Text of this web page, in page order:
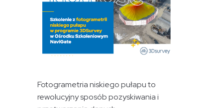
Fotogrametria niskiego pułapu to
rewolucyjny sposób pozyskiwania i